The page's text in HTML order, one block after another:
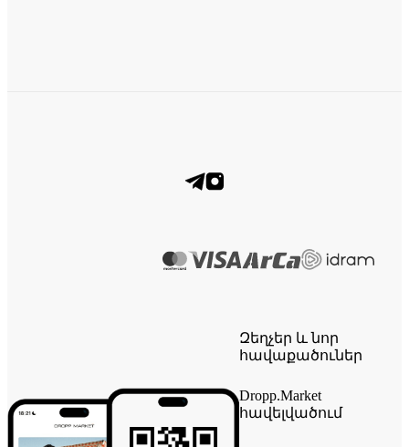
Զեղչեր և նոր
հավաքածուներ
Dropp.Market
հավելվածում